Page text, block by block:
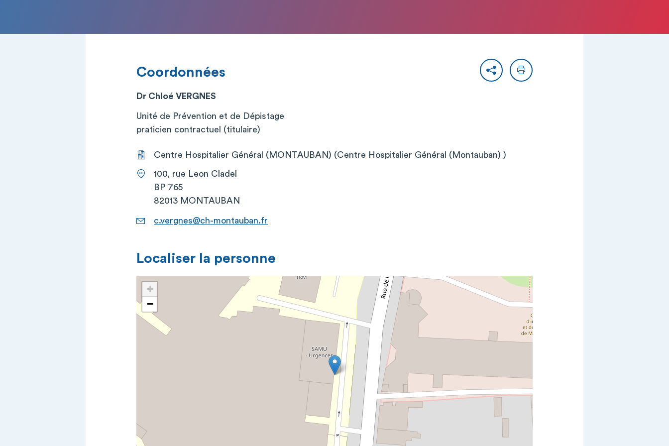
PartagerImprimer
Coordonnées
Dr Chloé VERGNES
Unité de Prévention et de Dépistage
praticien contractuel (titulaire)
Centre Hospitalier Général (MONTAUBAN) (Centre Hospitalier Général (Montauban) )
100, rue Leon Cladel
BP 765
82013 MONTAUBAN
c.vergnes@ch-montauban.fr
Localiser la personne
+
−